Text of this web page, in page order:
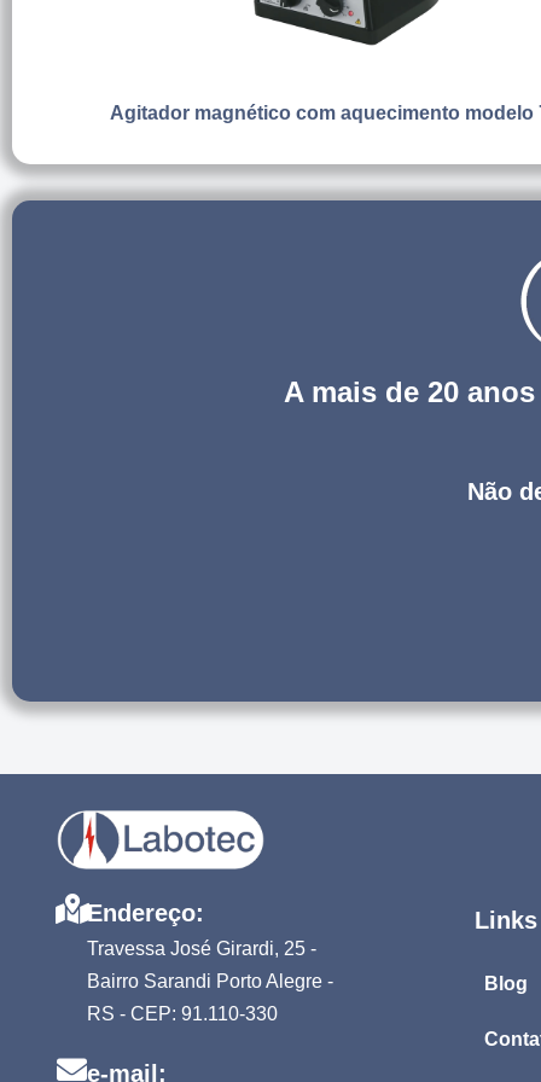
Agitador magnético com aquecimento modelo
A mais de 20
Não
Endereço:
Travessa José Girardi, 25 -
Bairro Sarandi Porto Alegre -
RS - CEP: 91.110-330
e-mail:
Blog